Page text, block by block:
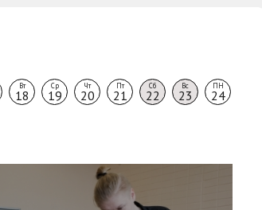
Вт
18
Ср
19
Чт
20
Пт
21
Сб
22
Вс
23
ПН
24